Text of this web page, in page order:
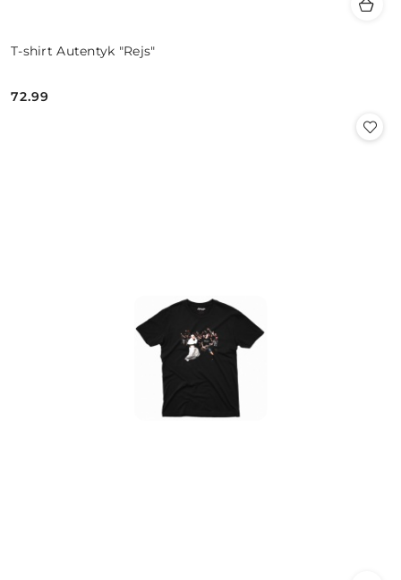
T-shirt Autentyk "Rejs"
Cena:
72.99